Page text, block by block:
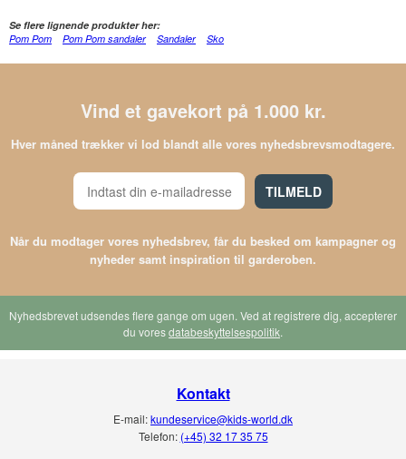
Se flere lignende produkter her:
Pom Pom
Pom Pom sandaler Sandaler Sko
Vind et gavekort på 1.000 kr.
Hver måned trækker vi lod blandt alle vores nyhedsbrevsmodtagere.
TILMELD
Når du modtager vores nyhedsbrev, får du besked om kampagner og
nyheder samt inspiration til garderoben.
Nyhedsbrevet udsendes flere gange om ugen. Ved at registrere dig, accepterer
du voresdatabeskyttelsespolitik.
Kontakt
E-mail:kundeservice@kids-world.dk
Telefon: (+45) 32 17 35 75